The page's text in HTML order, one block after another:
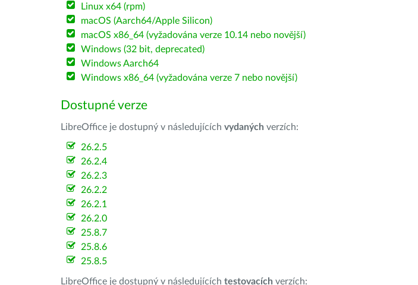
Linux x64 (rpm)
macOS (Aarch64/Apple Silicon)
macOS x86_64 (vyžadována verze 10.14 nebo novější)
Windows (32 bit, deprecated)
Windows Aarch64
Windows x86_64 (vyžadována verze 7 nebo novější)
Dostupné verze
LibreOffice je dostupný v následujících vydaných verzích:
26.2.5
26.2.4
26.2.3
26.2.2
26.2.1
26.2.0
25.8.7
25.8.6
25.8.5
LibreOffice je dostupný v následujících testovacích verzích: